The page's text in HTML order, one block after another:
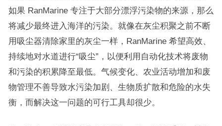
如果 RanMarine 专注于大部分漂浮污染物的来源，那么
将减少最终进入海洋的污染。就像在灰尘积聚之前不断
用吸尘器清除家里的灰尘一样，RanMarine 希望高效、
持续地对水道进行“吸尘”，以便利用自动化技术将废物
和污染的积累降至最低。气候变化、农业活动增加和废
物管理不善导致水污染加剧、生物质扩散和危险的水失
衡，而解决这一问题的可行工具却很少。